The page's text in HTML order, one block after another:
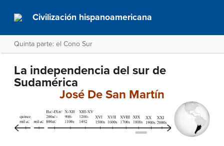
Civilización hispanoamericana
Quinta parte: el Cono Sur
La independencia del sur de
Sudamérica
José De San Martín